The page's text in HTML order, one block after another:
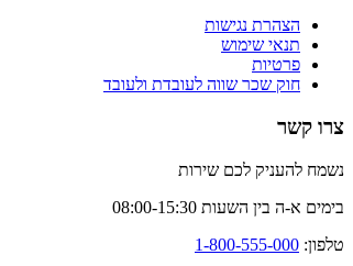
הצהרת נגישות
תנאי שימוש
פרטיות
חוק שכר שווה לעובדת ולעובד
צרו קשר
נשמח להעניק לכם שירות
בימים א-ה בין השעות 08:00-15:30
טלפון: 1-800-555-000